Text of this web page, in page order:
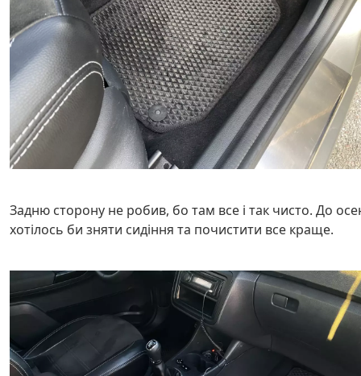
Задню сторону не робив, бо там все і так чисто. До
хотілось би зняти сидіння та почистити все краще.